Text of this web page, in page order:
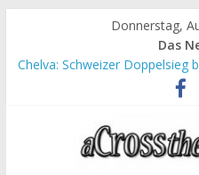
Donnerstag,
Das
Chelva: Schweizer Doppelsieg
World Cup Petropolis: Strecke
Krumbach und
startet mit Doppelevent
Supercup Massi Banyoles: